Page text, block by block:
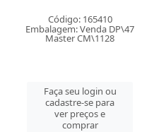
Código: 165410
Embalagem: Venda DP\47
Master CM\1128
Faça seu login ou
cadastre-se para
ver preços e
comprar